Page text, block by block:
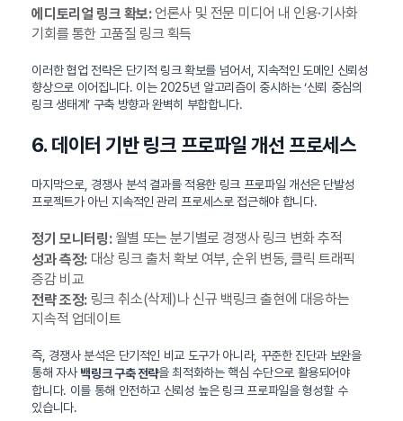
에디토리얼 링크 확보:언론사 및 전문 미디어 내 인용·기사화
기회를 통한 고품질 링크 획득
이러한 협업 전략은 단기적 링크 확보를 넘어서, 지속적인 도메인 신뢰성
향상으로 이어집니다. 이는 2025년 알고리즘이 중시하는 ‘신뢰 중심의
링크 생태계’ 구축 방향과 완벽히 부합합니다.
6. 데이터 기반 링크 프로파일 개선 프로세스
마지막으로, 경쟁사 분석 결과를 적용한 링크 프로파일 개선은 단발성
프로젝트가 아닌 지속적인 관리 프로세스로 접근해야 합니다.
정기 모니터링:월별 또는 분기별로 경쟁사 링크 변화 추적
성과 측정:대상 링크 출처 확보 여부, 순위 변동, 클릭 트래픽
증감 비교
전략 조정:링크 취소(삭제)나 신규 백링크 출현에 대응하는
지속적 업데이트
즉, 경쟁사 분석은 단기적인 비교 도구가 아니라, 꾸준한 진단과 보완을
통해 자사 백링크 구축 전략을 최적화하는 핵심 수단으로 활용되어야
합니다. 이를 통해 안전하고 신뢰성 높은 링크 프로파일을 형성할 수
있습니다.